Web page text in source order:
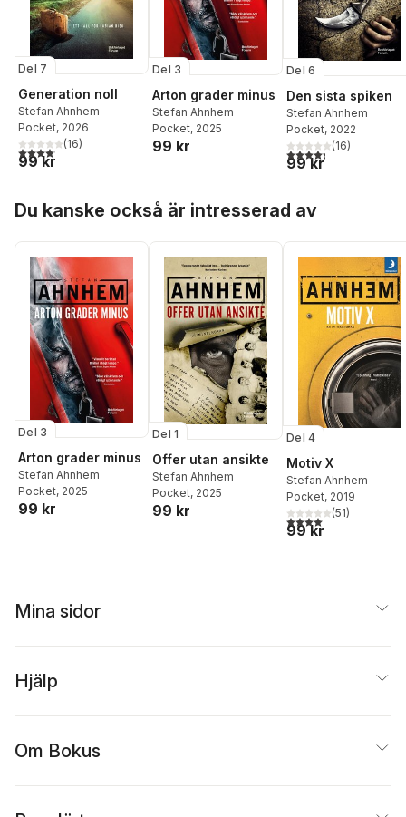
Del 7
Generation noll
Stefan Ahnhem
Pocket, 2026
4,1utav 5 stjärnor. Totalt antal röster:
(16)
99 kr
Del 3
Arton grader minus
Stefan Ahnhem
Pocket, 2025
99 kr
Del 6
Den sista spiken
Stefan Ahnhem
Pocket, 2022
4,3utav 5 stjärnor.
(16)
99 kr
Du kanske också är intresserad av
Del 3
Arton grader minus
Stefan Ahnhem
Pocket, 2025
99 kr
Del 1
Offer utan ansikte
Stefan Ahnhem
Pocket, 2025
99 kr
Del 4
Motiv X
Stefan Ahnhem
Pocket, 2019
4,0utav 5 stjärnor.
(51)
99 kr
Mina sidor
Hjälp
Om Bokus